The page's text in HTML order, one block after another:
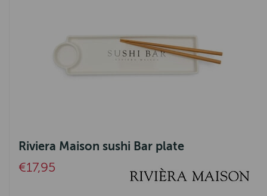
Riviera Maison sushi Bar plate
€17,95